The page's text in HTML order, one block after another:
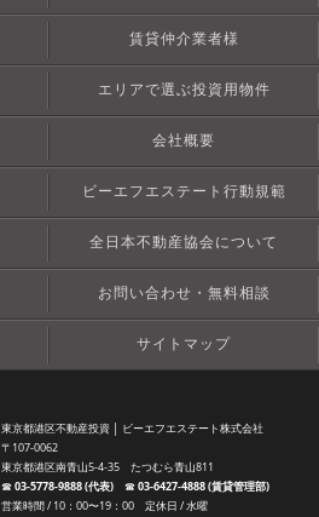
賃貸仲介業者様
エリアで選ぶ投資用物件
会社概要
ビーエフエステート行動規範
全日本不動産協会について
お問い合わせ・無料相談
サイトマップ
東京都港区不動産投資 │ ビーエフエステート株式会社
〒107-0062
東京都港区南青山5-4-35 たつむら青山811
☎︎03-5778-9888 (代表)☎︎03-6427-4888 (賃貸管理部)
営業時間 / 10：00〜19：00 定休日 / 水曜